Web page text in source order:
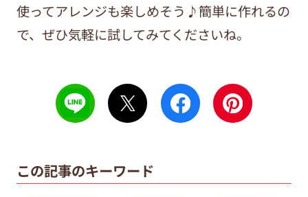
使ってアレンジも楽しめそう♪簡単に作れるの
で、ぜひ気軽に試してみてくださいね。
この記事のキーワード